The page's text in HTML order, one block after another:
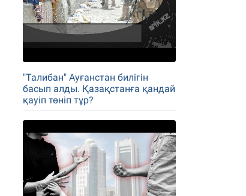
"Талибан" Ауғанстан билігін
басып алды. Қазақстанға қандай
қауіп төніп тұр?